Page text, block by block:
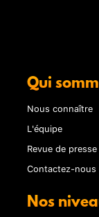
Qui
Nous connaître
L'équipe
Revue de presse
Contactez-nous
Nos